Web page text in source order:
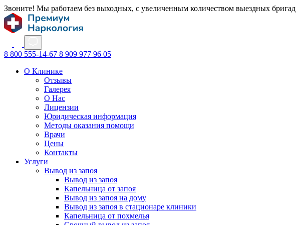
Звоните! Мы работаем без выходных, с увеличенным количеством выездных бригад
8 800 555-14-67 8 909 977 96 05
О Клинике
Отзывы
Галерея
О Нас
Лицензии
Юридическая информация
Методы оказания помощи
Врачи
Цены
Контакты
Услуги
Вывод из запоя
Вывод из запоя
Капельница от запоя
Вывод из запоя на дому
Вывод из запоя в стационаре клиники
Капельница от похмелья